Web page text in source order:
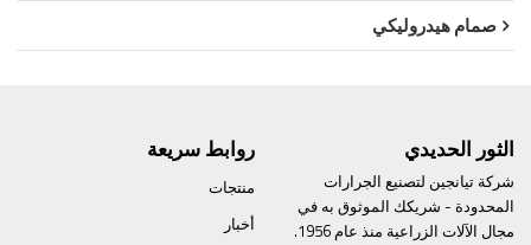
صمام هيدروليكي
الثور الحديدي
شركة تيانجين لتصنيع الجرارات
المحدودة - شريكك الموثوق به في
مجال الآلات الزراعية منذ عام 1956.
روابط سريعة
منتجات
أخبار